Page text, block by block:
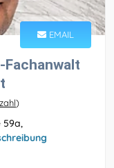
EMAIL
Fachanwalt
)
59a,